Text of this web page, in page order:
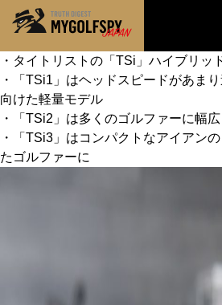
・タイトリストの「TSi」ハイブリッ
・「TSi1」はヘッドスピードがあま
向けた軽量モデル
・「TSi2」は多くのゴルファーに幅
・「TSi3」はコンパクトなアイアン
たゴルファーに
MOST WANTED テストランキング
NEW RELEASES 新製品情報
HOW TO ゴルフ上達・実践テクニック
ドライバー
※メーカー名やクラブ名など、検索したい事柄
力してください。